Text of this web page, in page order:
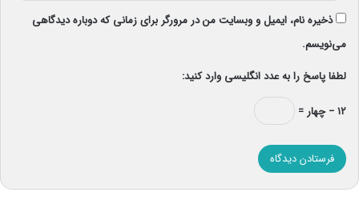
ذخیره نام، ایمیل و وبسایت من در مرورگر برای زمانی که دوباره دیدگاهی
می‌نویسم.
لطفا پاسخ را به عدد انگلیسی وارد کنید:
۱۲ − چهار =